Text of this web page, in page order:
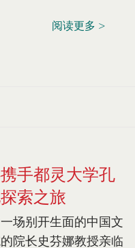
阅读更多 >
手都灵大学孔
索之旅
场别开生面的中国文
院长史芬娜教授亲临